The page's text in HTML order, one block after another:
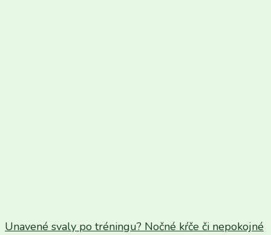
Unavené svaly po tréningu? Nočné kŕče či nepokojné